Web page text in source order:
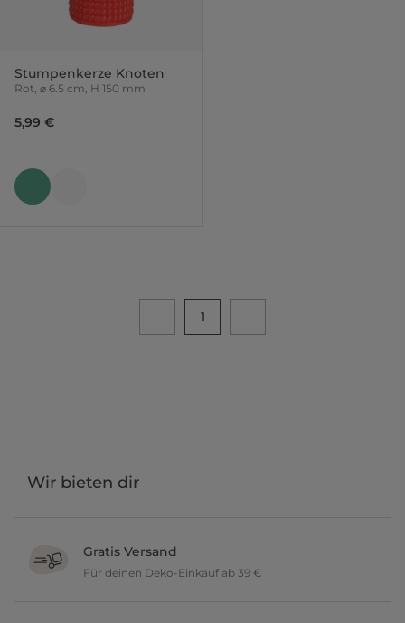
Stumpenkerze Knoten
Rot, ⌀ 6.5 cm, H 150 mm
5,99 €
1
Wir bieten dir
Gratis Versand
Für deinen Deko-Einkauf ab 39 €